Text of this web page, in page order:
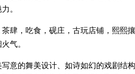
。
肆，吃食，砚庄，古玩店铺，熙熙
气。
意的舞美设计、如诗如幻的戏剧结